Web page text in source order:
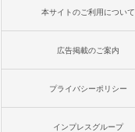
本サイトのご利用について
広告掲載のご案内
プライバシーポリシー
インプレスグループ